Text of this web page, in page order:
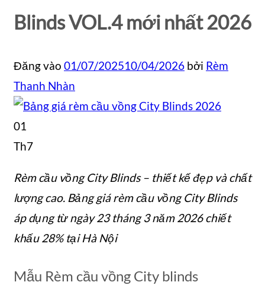
Blinds VOL.4 mới nhất 2026
Đăng vào 01/07/202510/04/2026 bởi Rèm
Thanh Nhàn
01
Th7
Rèm cầu vồng City Blinds – thiết kế đẹp và chất
lượng cao. Bảng giá rèm cầu vồng City Blinds
áp dụng từ ngày 23 tháng 3 năm 2026 chiết
khấu 28% tại Hà Nội
Mẫu Rèm cầu vồng City blinds